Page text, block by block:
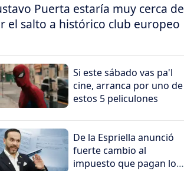
Puerta estaría muy cerca de
el salto a histórico club europeo
Si este sábado vas pa'l
cine, arranca por uno de
estos 5 peliculones
De la Espriella anunció
fuerte cambio al
impuesto que pagan los